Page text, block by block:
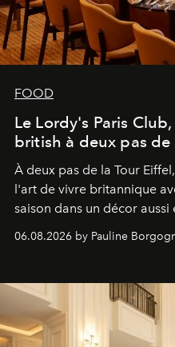
FOOD
Le Lordy's Paris
british à deux pas de
À deux pas de la Tour
l'art de vivre britannique
saison dans un décor
06.08.2026 by Pauline